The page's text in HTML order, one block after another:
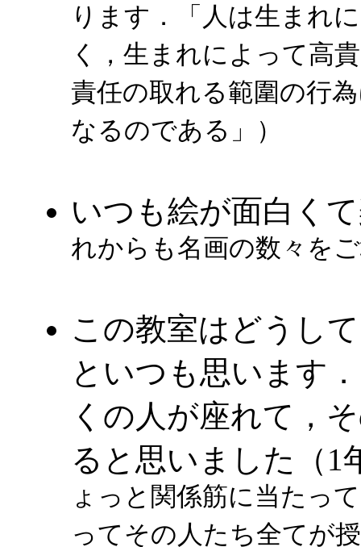
ります．「人は生まれ
く，生まれによって高
責任の取れる範圍の行
なるのである」）
いつも絵が面白く
れからも名画の数々を
この教室はどうし
といつも思います
くの人が座れて，
ると思いました（1
ょっと関係筋に当たっ
ってその人たち全てが